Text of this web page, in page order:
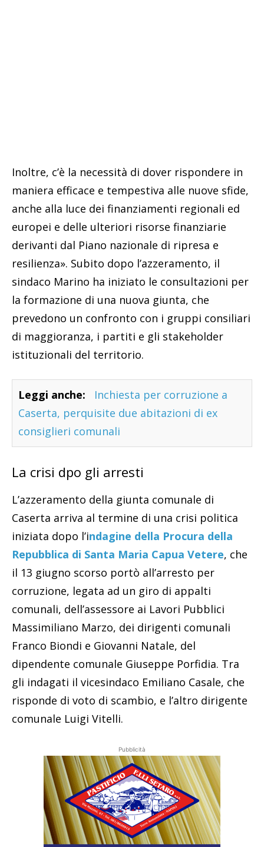
Inoltre, c’è la necessità di dover rispondere in
maniera efficace e tempestiva alle nuove sfide,
anche alla luce dei finanziamenti regionali ed
europei e delle ulteriori risorse finanziarie
derivanti dal Piano nazionale di ripresa e
resilienza». Subito dopo l’azzeramento, il
sindaco Marino ha iniziato le consultazioni per
la formazione di una nuova giunta, che
prevedono un confronto con i gruppi consiliari
di maggioranza, i partiti e gli stakeholder
istituzionali del territorio.
Leggi anche:
Inchiesta per corruzione a
Caserta, perquisite due abitazioni di ex
consiglieri comunali
La crisi dpo gli arresti
L’azzeramento della giunta comunale di
Caserta arriva al termine di una crisi politica
iniziata dopo l’indagine della Procura della
Repubblica di Santa Maria Capua Vetere, che
il 13 giugno scorso portò all’arresto per
corruzione, legata ad un giro di appalti
comunali, dell’assessore ai Lavori Pubblici
Massimiliano Marzo, dei dirigenti comunali
Franco Biondi e Giovanni Natale, del
dipendente comunale Giuseppe Porfidia. Tra
gli indagati il vicesindaco Emiliano Casale, che
risponde di voto di scambio, e l’altro dirigente
comunale Luigi Vitelli.
Pubblicità